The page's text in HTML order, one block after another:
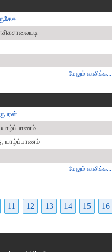
மேலும் வாசிக்க...
யாழ்ப்பாணம்
யாழ்ப்பாணம்
மேலும் வாசிக்க...
11 12 13 14 15 16